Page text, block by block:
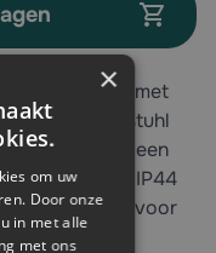
krachtstroom met
van Brennenstuhl
kabel heeft een
Door zijn IP44
geschikt voor
×
om uw
Door onze
in met alle
met ons